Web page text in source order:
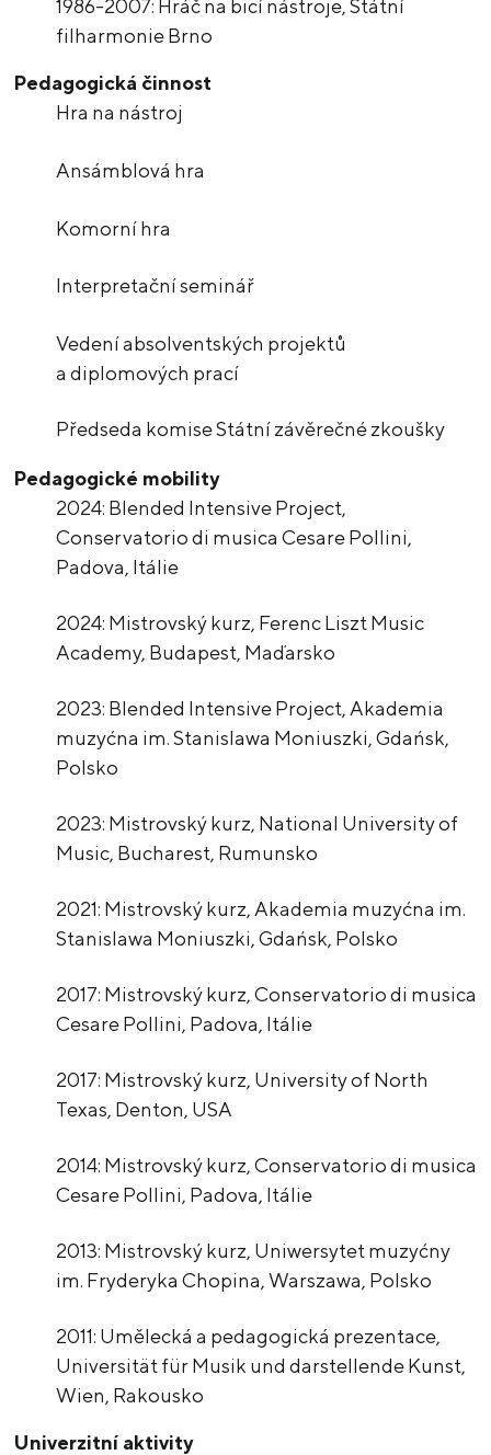
1986-2007: Hráč na bicí nástroje, Státní
filharmonie Brno
Pedagogická činnost
Hra na nástroj
Ansámblová hra
Komorní hra
Interpretační seminář
Vedení absolventských projektů
a diplomových prací
Předseda komise Státní závěrečné zkoušky
Pedagogické mobility
2024: Blended Intensive Project,
Conservatorio di musica Cesare Pollini,
Padova, Itálie
2024: Mistrovský kurz, Ferenc Liszt Music
Academy, Budapest, Maďarsko
2023: Blended Intensive Project, Akademia
muzyćna im. Stanislawa Moniuszki, Gdańsk,
Polsko
2023: Mistrovský kurz, National University of
Music, Bucharest, Rumunsko
2021: Mistrovský kurz, Akademia muzyćna im.
Stanislawa Moniuszki, Gdańsk, Polsko
2017: Mistrovský kurz, Conservatorio di musica
Cesare Pollini, Padova, Itálie
2017: Mistrovský kurz, University of North
Texas, Denton, USA
2014: Mistrovský kurz, Conservatorio di musica
Cesare Pollini, Padova, Itálie
2013: Mistrovský kurz, Uniwersytet muzyćny
im. Fryderyka Chopina, Warszawa, Polsko
2011: Umělecká a pedagogická prezentace,
Universität für Musik und darstellende Kunst,
Wien, Rakousko
Univerzitní aktivity